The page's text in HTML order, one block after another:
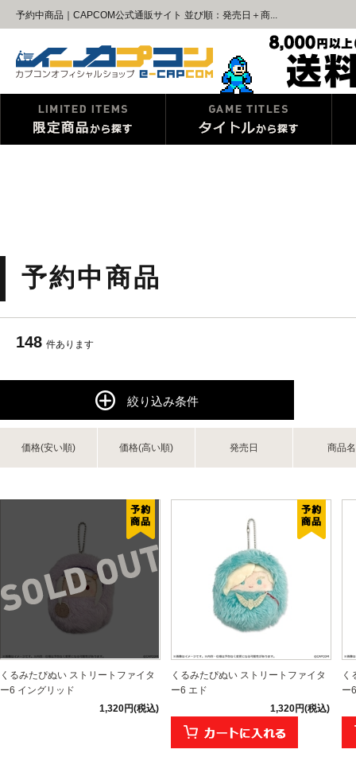
予約中商品｜CAPCOM公式通販サイト 並び順：発売日＋商...
予約中商品
148 件あります
絞り込み条件
価格(安い順) 価格(高い順) 発売日 商品名
くるみたぴぬい ストリートファイタ
ー6 イングリッド
1,320円(税込)
くるみたぴぬい ストリートファイタ
ー6 エド
1,320円(税込)
く
ー